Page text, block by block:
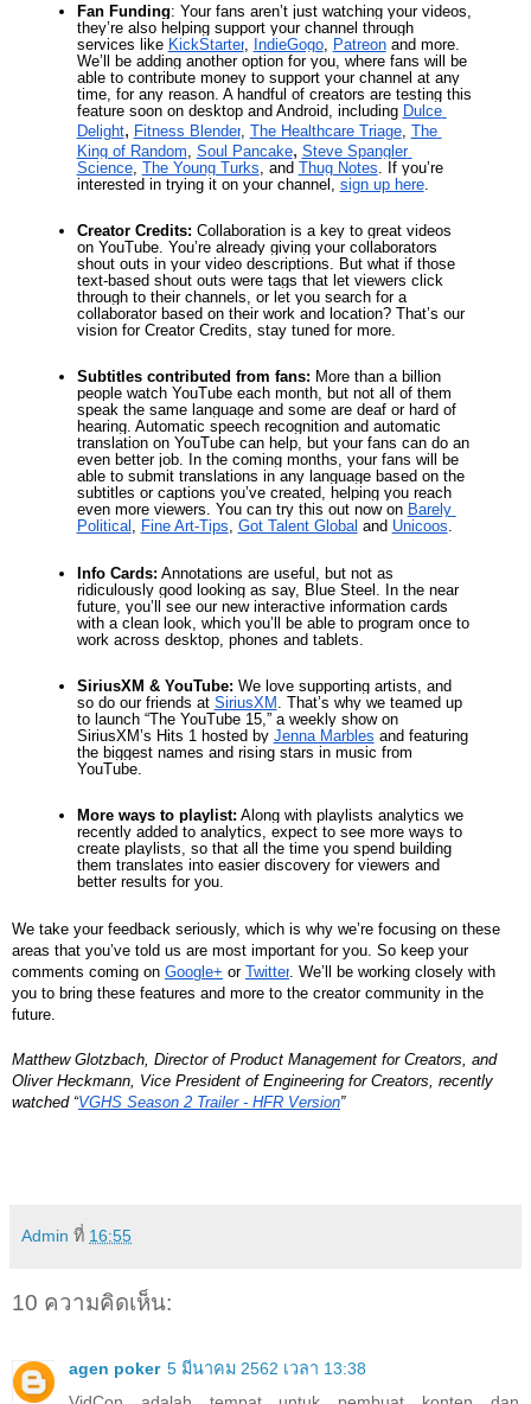
Fan Funding: Your fans aren’t just watching your videos,
they’re also helping support your channel through
services like KickStarter, IndieGogo, Patreon and more.
We’ll be adding another option for you, where fans will be
able to contribute money to support your channel at any
time, for any reason. A handful of creators are testing this
feature soon on desktop and Android, including Dulce
Delight, Fitness Blender, The Healthcare Triage, The
King of Random Soul Pancake, Steve Spangler
Science, The Young Turks , and Thug Notes . If you’re
interested in trying it on your channel,
sign up here.
Creator Credits: Collaboration is a key to great videos
on YouTube. You’re already giving your collaborators
shout outs in your video descriptions. But what if those
text-based shout outs were tags that let viewers click
through to their channels, or let you search for a
collaborator based on their work and location? That’s our
vision for Creator Credits, stay tuned for more.
Subtitles contributed from fans: More than a billion
people watch YouTube each month, but not all of them
speak the same language and some are deaf or hard of
hearing. Automatic speech recognition and automatic
translation on YouTube can help, but your fans can do an
even better job. In the coming months, your fans will be
able to submit translations in any language based on the
subtitles or captions you’ve created, helping you reach
even more viewers. You can try this out now on Barely
Political , Fine Art-Tips, Got Talent Global and Unicoos.
Info Cards: Annotations are useful, but not as
ridiculously good looking as say, Blue Steel. In the near
future, you’ll see our new interactive information cards
with a clean look, which you’ll be able to program once to
work across desktop, phones and tablets.
SiriusXM & YouTube: We love supporting artists, and
so do our friends at SiriusXM
. That’s why we teamed up
to launch “The YouTube 15,” a weekly show on
SiriusXM’s Hits 1 hosted by Jenna Marbles and featuring
the biggest names and rising stars in music from
YouTube.
More ways to playlist: Along with playlists analytics we
recently added to analytics, expect to see more ways to
create playlists, so that all the time you spend building
them translates into easier discovery for viewers and
better results for you.
We take your feedback seriously, which is why we’re focusing on these
areas that you’ve told us are most important for you. So keep your
comments coming on Google+ or Twitter. We’ll be working closely with
you to bring these features and more to the creator community in the
future.
Matthew Glotzbach, Director of Product Management for Creators, and
Oliver Heckmann, Vice President of Engineering for Creators, recently
watched “VGHS Season 2 Trailer - HFR Version”
Admin ที่ 16:55
10 ความคิดเห็น:
agen poker 5 มีนาคม 2562 เวลา 13:38